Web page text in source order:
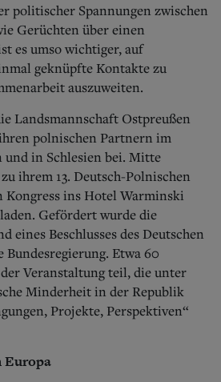
Start
Wer wir sind
Ausgabe
Login
werden
Archiv
Mediadaten
Kontakt
Impressum
Datenschutz
politischer Spannungen zwischen
Gerüchten über einen
es umso wichtiger, auf
geknüpfte Kontakte zu
auszuweiten.
Landsmannschaft Ostpreußen
polnischen Partnern im
und in Schlesien bei. Mitte
ihrem 13. Deutsch-Polnischen
ins Hotel Warminski
Gefördert wurde die
eines Beschlusses des Deutschen
Bundesregierung. Etwa 60
Veranstaltung teil, die unter
Minderheit in der Republik
Projekte, Perspektiven“
Europa